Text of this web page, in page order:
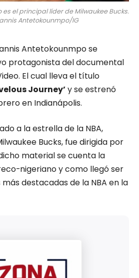
el principal líder de Milwaukee Bucks.
Antetokounmpo/IG
Antetokounmpo se
protagonista del documental
El cual lleva el título
Journey’y se estrenó
en Indianápolis.
a la estrella de la NBA,
Bucks, fue dirigida por
material se cuenta la
nigeriano y como llegó ser
destacadas de la NBA en la